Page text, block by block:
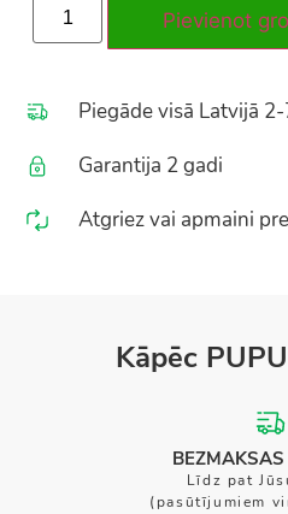
Pievienot
Piegāde visā Latvijā
Garantija 2 gadi
Atgriez vai apmaini
Kāpēc
Līdz pat
(pasūtījumiem